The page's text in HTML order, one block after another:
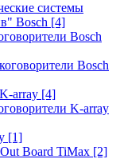
системы
Bosch [4]
Bosch
Bosch
array [4]
K-array
[1]
Board TiMax [2]